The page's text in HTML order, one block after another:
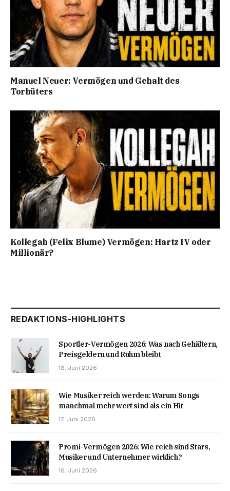
Manuel Neuer: Vermögen und Gehalt des
Torhüters
Kollegah (Felix Blume) Vermögen: Hartz IV oder
Millionär?
REDAKTIONS-HIGHLIGHTS
Sportler-Vermögen 2026: Was nach Gehältern,
Preisgeldern und Ruhm bleibt
18. Juni 2026
Wie Musiker reich werden: Warum Songs
manchmal mehr wert sind als ein Hit
17. Juni 2026
Promi-Vermögen 2026: Wie reich sind Stars,
Musiker und Unternehmer wirklich?
16. Juni 2026